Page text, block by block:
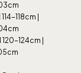
118cm |
124cm |